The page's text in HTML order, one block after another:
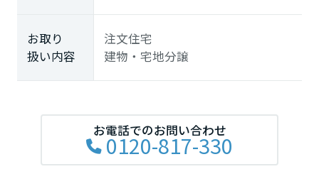
お取り
扱い内容
注文住宅
建物・宅地分譲
お電話でのお問い合わせ
0120-817-330